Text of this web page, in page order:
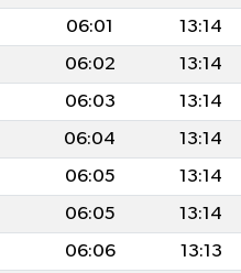
06:01 13:14
06:02 13:14
06:03 13:14
06:04 13:14
06:05 13:14
06:05 13:14
06:06 13:13